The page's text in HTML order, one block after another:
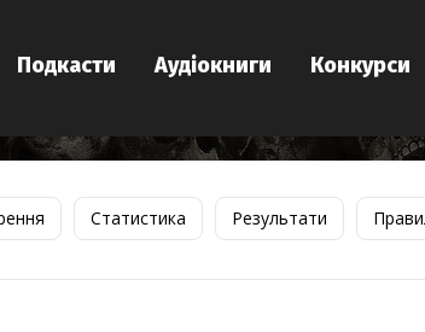
Подкасти Аудіокниги Конкурси
Статистика Результати